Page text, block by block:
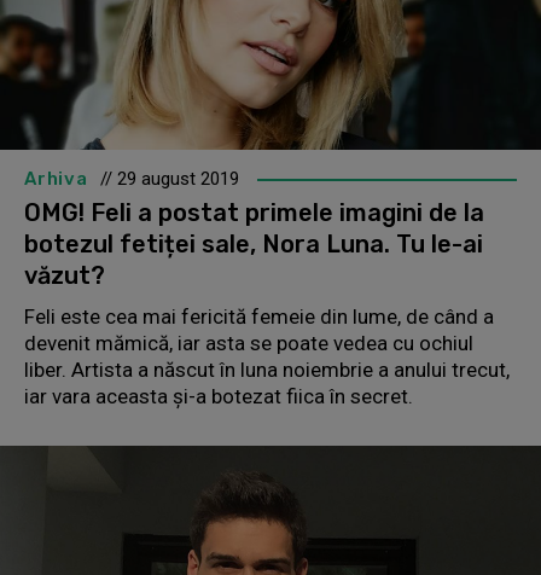
Arhiva // 29 august 2019
OMG! Feli a postat primele imagini de la
botezul fetiței sale, Nora Luna. Tu le-ai
văzut?
Feli este cea mai fericită femeie din lume, de când a
devenit mămică, iar asta se poate vedea cu ochiul
liber. Artista a născut în luna noiembrie a anului trecut,
iar vara aceasta și-a botezat fiica în secret.